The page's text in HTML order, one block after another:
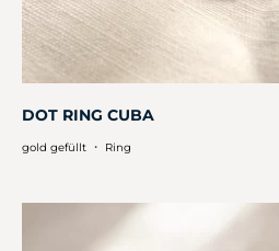
DOT RING CUBA
gold gefüllt ・ Ring